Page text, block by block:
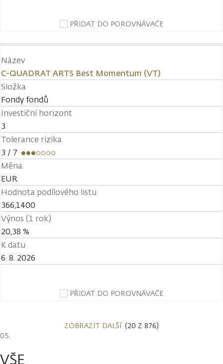
PŘIDAT DO POROVNÁVAČE
Název
C-QUADRAT ARTS Best Momentum (VT)
Složka
Fondy fondů
Investiční horizont
3
Tolerance rizika
3 / 7
Měna
EUR
Hodnota podílového listu
366,1400
Výnos (1 rok)
20,38 %
K datu
6. 8. 2026
PŘIDAT DO POROVNÁVAČE
ZOBRAZIT DALŠÍ (20 Z 876)
VŠE